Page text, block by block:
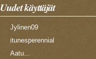
Uudet käyttäjät
Jylinen09
itunesperennial
Aatu...